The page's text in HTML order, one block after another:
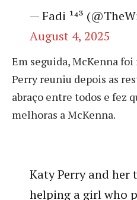
— Fadi ¹⁴³
August 4, 2025
Em seguida, McKenna
Perry reuniu depois as
abraço entre todos e fez
melhoras a McKenna.
Katy Perry and her
helping a girl who